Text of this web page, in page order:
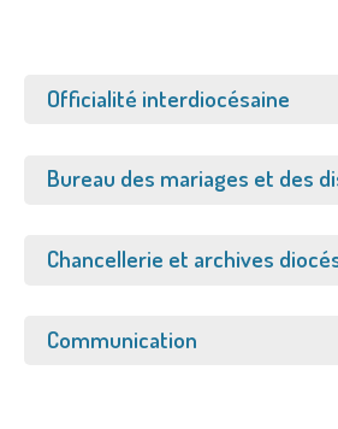
Afficher
Officialité interdiocésaine
Afficher
Bureau des mariages et des
Afficher
Chancellerie et archives
Afficher
Communication